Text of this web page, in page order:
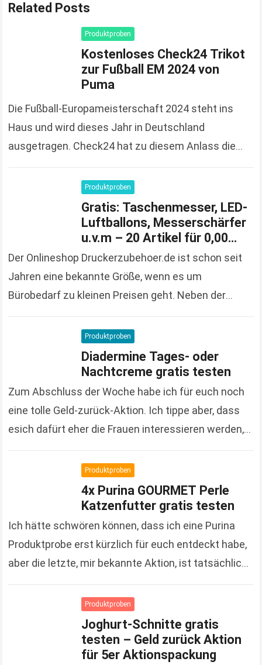
Related Posts
Produktproben
Kostenloses Check24 Trikot
zur Fußball EM 2024 von
Puma
Die Fußball-Europameisterschaft 2024 steht ins
Haus und wird dieses Jahr in Deutschland
ausgetragen. Check24 hat zu diesem Anlass die
solange der Vorrat reicht und 100%…
Produktproben
Gratis: Taschenmesser, LED-
Luftballons, Messerschärfer
u.v.m – 20 Artikel für 0,00
Euro bestellen
Der Onlineshop Druckerzubehoer.de ist schon seit
Jahren eine bekannte Größe, wenn es um
Bürobedarf zu kleinen Preisen geht. Neben der
Onlineshop auch immer wieder…
Produktproben
Diadermine Tages- oder
Nachtcreme gratis testen
Zum Abschluss der Woche habe ich für euch noch
eine tolle Geld-zurück-Aktion. Ich tippe aber, dass
esich dafürt eher die Frauen interessieren werden,
Produktproben
4x Purina GOURMET Perle
Katzenfutter gratis testen
Ich hätte schwören können, dass ich eine Purina
Produktprobe erst kürzlich für euch entdeckt habe,
aber die letzte, mir bekannte Aktion, ist tatsächlich
Produktproben
Joghurt-Schnitte gratis
testen – Geld zurück Aktion
für 5er Aktionspackung